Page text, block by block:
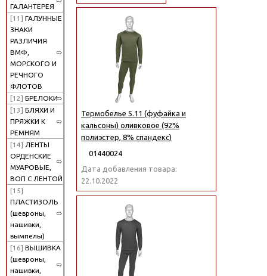
ГАЛАНТЕРЕЯ
[11] ГАЛУННЫЕ
ЗНАКИ
РАЗЛИЧИЯ
ВМФ,
МОРСКОГО И
РЕЧНОГО
ФЛОТОВ
[12] БРЕЛОКИ
[13] БЛЯХИ И
ПРЯЖКИ К
РЕМНЯМ
[14] ЛЕНТЫ
ОРДЕНСКИЕ
МУАРОВЫЕ,
ВОП С ЛЕНТОЙ
[15]
ПЛАСТИЗОЛЬ
(шевроны,
нашивки,
вымпелы)
[16] ВЫШИВКА
(шевроны,
нашивки,
Термобелье 5.11 (фуфайка и
кальсоны) оливковое (92%
полиэстер, 8% спандекс)
01440024
Дата добавления товара:
22.10.2022